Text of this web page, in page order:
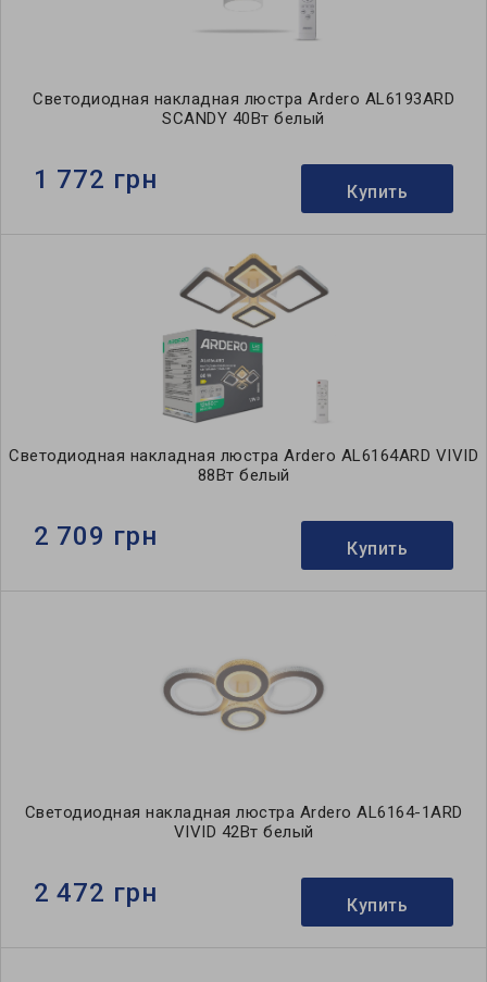
Светодиодная накладная люстра Ardero AL6193ARD
SCANDY 40Вт белый
1 772 грн Купить
Светодиодная накладная люстра Ardero AL6164ARD VIVID
88Вт белый
2 709 грн Купить
Светодиодная накладная люстра Ardero AL6164-1ARD
VIVID 42Вт белый
2 472 грн Купить